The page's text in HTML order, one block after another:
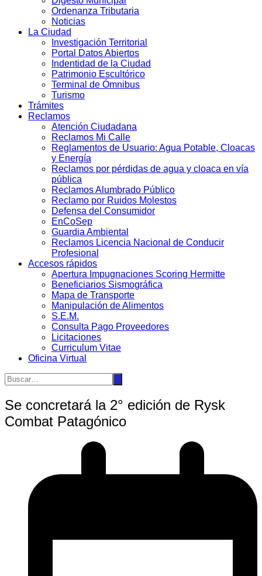
Ordenanza Tributaria
Noticias
La Ciudad
Investigación Territorial
Portal Datos Abiertos
Indentidad de la Ciudad
Patrimonio Escultórico
Terminal de Ómnibus
Turismo
Trámites
Reclamos
Atención Ciudadana
Reclamos Mi Calle
Reglamentos de Usuario: Agua Potable, Cloacas
y Energía
Reclamos por pérdidas de agua y cloaca en vía
pública
Reclamos Alumbrado Público
Reclamo por Ruidos Molestos
Defensa del Consumidor
EnCoSep
Guardia Ambiental
Reclamos Licencia Nacional de Conducir
Profesional
Accesos rápidos
Apertura Impugnaciones Scoring Hermitte
Beneficiarios Sismográfica
Mapa de Transporte
Manipulación de Alimentos
S.E.M.
Consulta Pago Proveedores
Licitaciones
Curriculum Vitae
Oficina Virtual
Se concretará la 2° edición de Rysk
Combat Patagónico